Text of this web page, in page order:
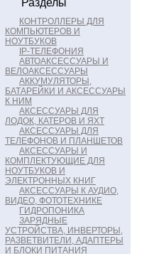
Разделы
КОНТРОЛЛЕРЫ ДЛЯ
КОМПЬЮТЕРОВ И
НОУТБУКОВ
IP-ТЕЛЕФОНИЯ
АВТОАКСЕССУАРЫ И
ВЕЛОАКСЕССУАРЫ
АККУМУЛЯТОРЫ,
БАТАРЕЙКИ И АКСЕССУАРЫ
К НИМ
АКСЕССУАРЫ ДЛЯ
ЛОДОК, КАТЕРОВ И ЯХТ
АКСЕССУАРЫ ДЛЯ
ТЕЛЕФОНОВ И ПЛАНШЕТОВ
АКСЕССУАРЫ И
КОМПЛЕКТУЮЩИЕ ДЛЯ
НОУТБУКОВ И
ЭЛЕКТРОННЫХ КНИГ
АКСЕССУАРЫ К АУДИО,
ВИДЕО, ФОТОТЕХНИКЕ
ГИДРОПОНИКА
ЗАРЯДНЫЕ
УСТРОЙСТВА, ИНВЕРТОРЫ,
РАЗВЕТВИТЕЛИ, АДАПТЕРЫ
И БЛОКИ ПИТАНИЯ